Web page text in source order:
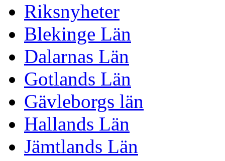
Riksnyheter
Blekinge Län
Dalarnas Län
Gotlands Län
Gävleborgs län
Hallands Län
Jämtlands Län